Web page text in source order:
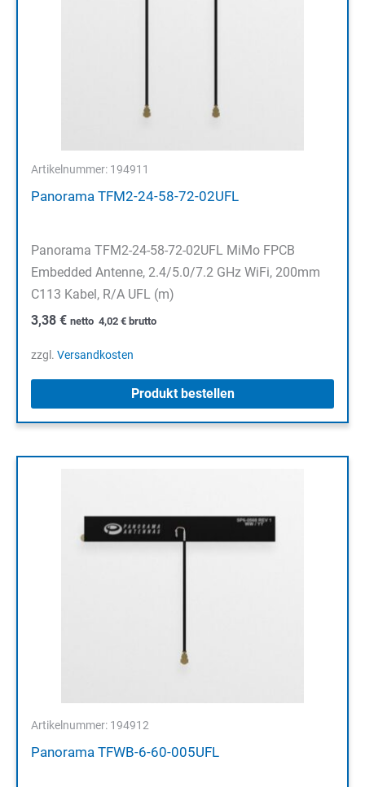
Artikelnummer: 194911
Panorama TFM2-24-58-72-02UFL
Panorama TFM2-24-58-72-02UFL MiMo FPCB
Embedded Antenne, 2.4/5.0/7.2 GHz WiFi, 200mm
C113 Kabel, R/A UFL (m)
3,38 € netto 4,02 € brutto
zzgl. Versandkosten
Produkt bestellen
Artikelnummer: 194912
Panorama TFWB-6-60-005UFL